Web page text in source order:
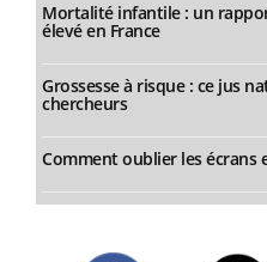
Mortalité infantile : un
élevé en France
Grossesse à risque : ce jus
chercheurs
Comment oublier les écrans